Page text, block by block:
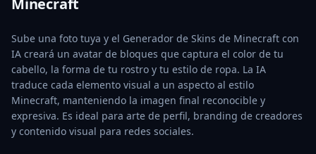
Sube una foto tuya y el Generador de Skins de Minecraft con
IA creará un avatar de bloques que captura el color de tu
cabello, la forma de tu rostro y tu estilo de ropa. La IA
traduce cada elemento visual a un aspecto al estilo
Minecraft, manteniendo la imagen final reconocible y
expresiva. Es ideal para arte de perfil, branding de creadores
y contenido visual para redes sociales.